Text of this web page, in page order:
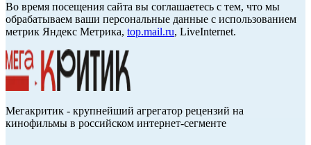
Во время посещения сайта вы соглашаетесь с тем, что мы
обрабатываем ваши персональные данные с использованием
метрик Яндекс Метрика, top.mail.ru, LiveInternet.
Мегакритик - крупнейший агрегатор рецензий на
кинофильмы в российском интернет-сегменте